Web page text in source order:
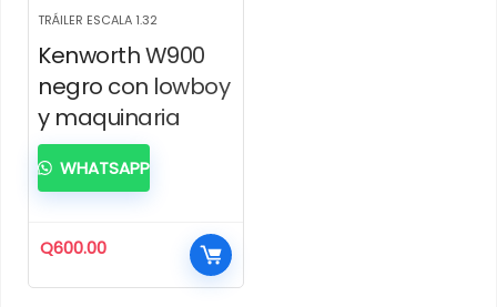
TRÁILER ESCALA 1.32
Kenworth W900
negro con lowboy
y maquinaria
Q600.00
WHATSAPP